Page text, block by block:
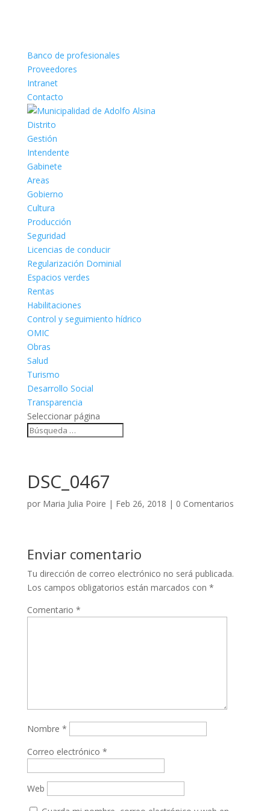
Banco de profesionales
Proveedores
Intranet
Contacto
Distrito
Gestión
Intendente
Gabinete
Areas
Gobierno
Cultura
Producción
Seguridad
Licencias de conducir
Regularización Dominial
Espacios verdes
Rentas
Habilitaciones
Control y seguimiento hídrico
OMIC
Obras
Salud
Turismo
Desarrollo Social
Transparencia
Seleccionar página
DSC_0467
por Maria Julia Poire | Feb 26, 2018 | 0 Comentarios
Enviar comentario
Tu dirección de correo electrónico no será publicada.
Los campos obligatorios están marcados con *
Comentario *
Nombre *
Correo electrónico *
Web